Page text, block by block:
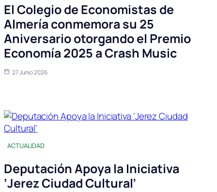
El Colegio de Economistas de
Almería conmemora su 25
Aniversario otorgando el Premio
Economía 2025 a Crash Music
27 Junio 2026
ACTUALIDAD
Deputación Apoya la Iniciativa
‘Jerez Ciudad Cultural’